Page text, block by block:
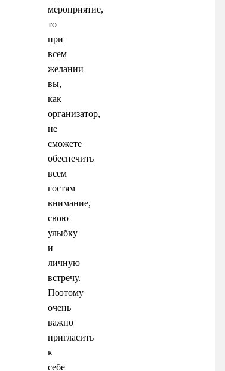
мероприятие,
то
при
всем
желании
вы,
как
организатор,
не
сможете
обеспечить
всем
гостям
внимание,
свою
улыбку
и
личную
встречу.
Поэтому
очень
важно
пригласить
к
себе